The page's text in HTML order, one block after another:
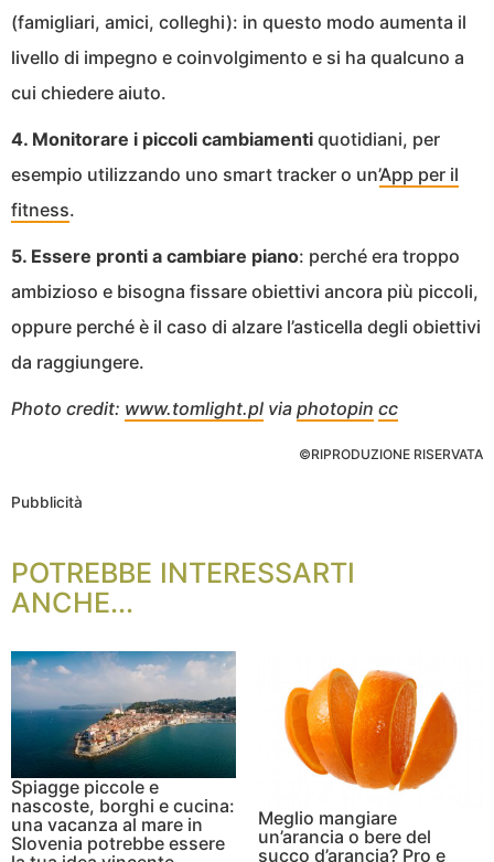
(famigliari, amici, colleghi): in questo modo aumenta il
livello di impegno e coinvolgimento e si ha qualcuno a
cui chiedere aiuto.
4. Monitorare i piccoli cambiamenti quotidiani, per
esempio utilizzando uno smart tracker o un’App per il
fitness.
5. Essere pronti a cambiare piano: perché era troppo
ambizioso e bisogna fissare obiettivi ancora più piccoli,
oppure perché è il caso di alzare l’asticella degli obiettivi
da raggiungere.
Photo credit: www.tomlight.pl via photopin cc
©RIPRODUZIONE RISERVATA
Pubblicità
POTREBBE INTERESSARTI
ANCHE...
Spiagge piccole e
nascoste, borghi e cucina:
una vacanza al mare in
Slovenia potrebbe essere
Meglio mangiare
un’arancia o bere del
succo d’arancia? Pro e